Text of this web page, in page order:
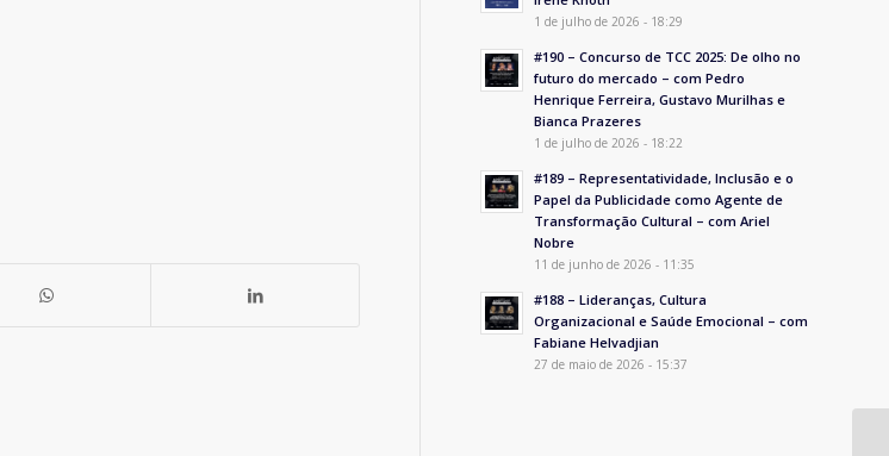
1 de julho de 2026 - 18:29
#190 – Concurso de TCC 2025: De olho no
futuro do mercado – com Pedro
Henrique Ferreira, Gustavo Murilhas e
Bianca Prazeres
1 de julho de 2026 - 18:22
#189 – Representatividade, Inclusão e o
Papel da Publicidade como Agente de
Transformação Cultural – com Ariel
Nobre
11 de junho de 2026 - 11:35
#188 – Lideranças, Cultura
Organizacional e Saúde Emocional – com
Fabiane Helvadjian
27 de maio de 2026 - 15:37